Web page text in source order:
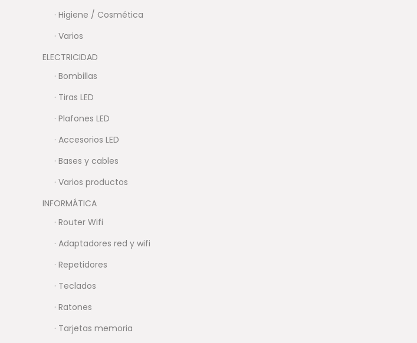
· Higiene / Cosmética
· Varios
ELECTRICIDAD
· Bombillas
· Tiras LED
· Plafones LED
· Accesorios LED
· Bases y cables
· Varios productos
INFORMÁTICA
· Router Wifi
· Adaptadores red y wifi
· Repetidores
· Teclados
· Ratones
· Tarjetas memoria